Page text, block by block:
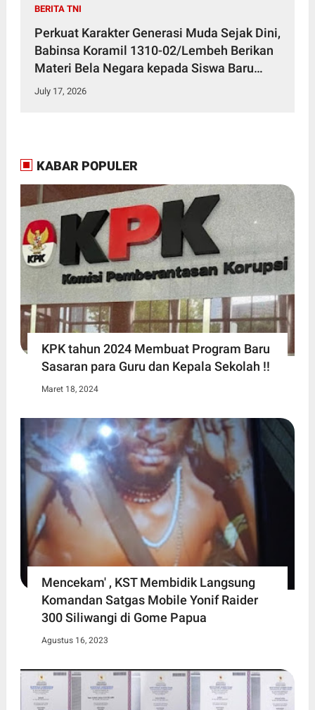
BERITA TNI
Perkuat Karakter Generasi Muda Sejak Dini,
Babinsa Koramil 1310-02/Lembeh Berikan
Materi Bela Negara kepada Siswa Baru
SMKN 3 Bitung dalam Kegiatan MPLS
July 17, 2026
KABAR POPULER
KPK tahun 2024 Membuat Program Baru
Sasaran para Guru dan Kepala Sekolah !!
Maret 18, 2024
Mencekam' , KST Membidik Langsung
Komandan Satgas Mobile Yonif Raider
300 Siliwangi di Gome Papua
Agustus 16, 2023